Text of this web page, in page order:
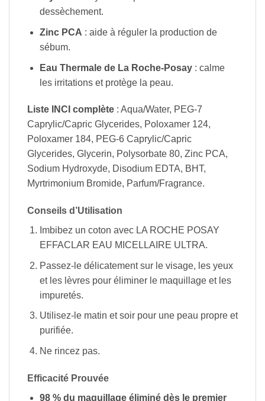
dessèchement.
Zinc PCA : aide à réguler la production de
sébum.
Eau Thermale de La Roche-Posay: calme
les irritations et protège la peau.
Liste INCI complète : Aqua/Water, PEG-7
Caprylic/Capric Glycerides, Poloxamer 124,
Poloxamer 184, PEG-6 Caprylic/Capric
Glycerides, Glycerin, Polysorbate 80, Zinc PCA,
Sodium Hydroxyde, Disodium EDTA, BHT,
Myrtrimonium Bromide, Parfum/Fragrance.
Conseils d’Utilisation
Imbibez un coton avec LA ROCHE POSAY
EFFACLAR EAU MICELLAIRE ULTRA.
Passez-le délicatement sur le visage, les yeux
et les lèvres pour éliminer le maquillage et les
impuretés.
Utilisez-le matin et soir pour une peau propre et
purifiée.
Ne rincez pas.
Efficacité Prouvée
98 % du maquillage éliminé dès le premier